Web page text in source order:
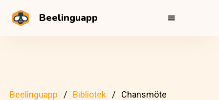
Beelinguapp
Beelinguapp Bibliotek Chansmöte